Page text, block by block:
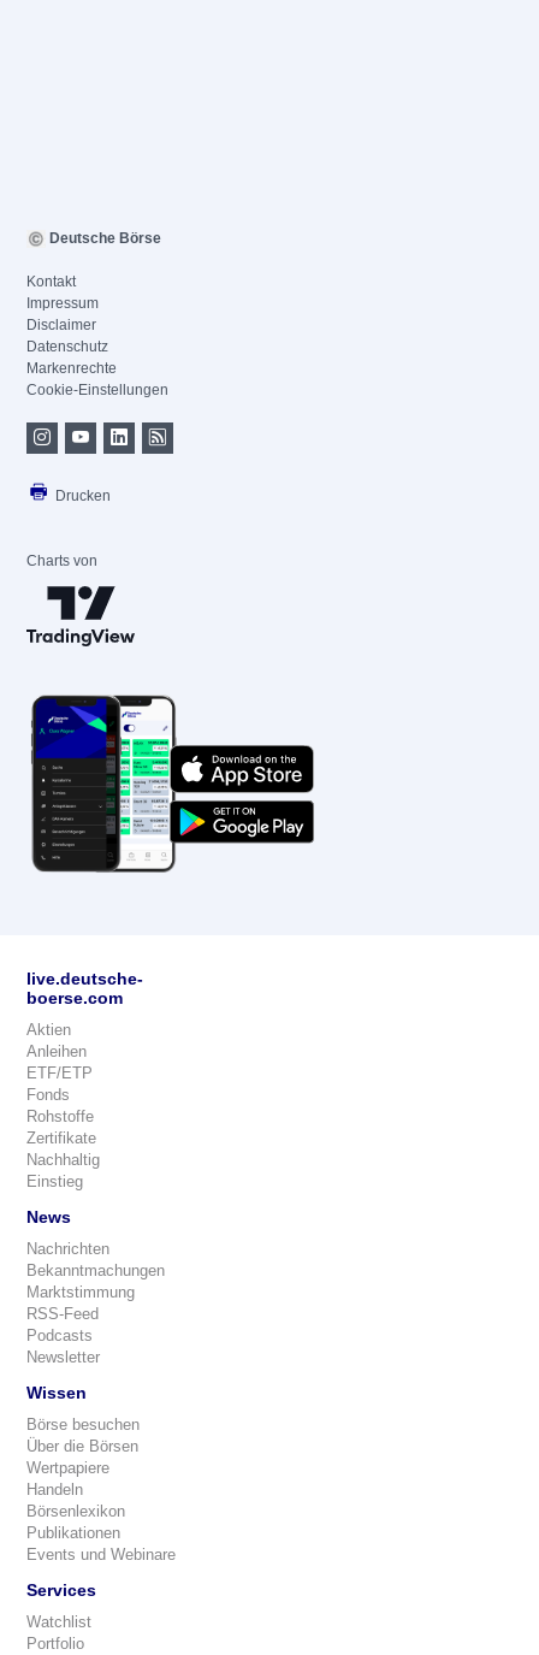
Deutsche Börse
Kontakt
Impressum
Disclaimer
Datenschutz
Markenrechte
Cookie-Einstellungen
Drucken
Charts von
live.deutsche-
boerse.com
Aktien
Anleihen
ETF/ETP
Fonds
Rohstoffe
Zertifikate
Nachhaltig
Einstieg
News
Nachrichten
Bekanntmachungen
Marktstimmung
RSS-Feed
Podcasts
Newsletter
Wissen
Börse besuchen
Über die Börsen
Wertpapiere
Handeln
Börsenlexikon
Publikationen
Events und Webinare
Services
Watchlist
Portfolio